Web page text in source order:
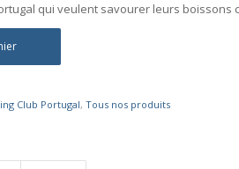
qui veulent savourer leurs boissons
Club Portugal,Tous nos produits